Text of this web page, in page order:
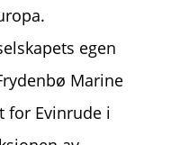
egen
Marine
for Evinrude i